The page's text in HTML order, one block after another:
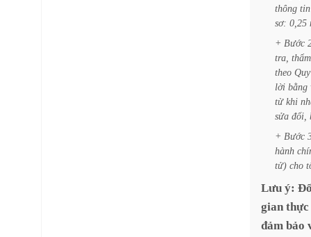
thông tin
sơ: 0,25
+ Bước
tra, thẩm
theo Quy
lời bằng
từ khi
sửa đổi,
+ Bước
hành
tử) cho
Lưu ý:
gian thực
đảm bảo